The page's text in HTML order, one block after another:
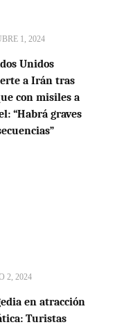
1, 2024
Unidos
a Irán tras
con misiles a
“Habrá graves
2, 2024
en atracción
Turistas